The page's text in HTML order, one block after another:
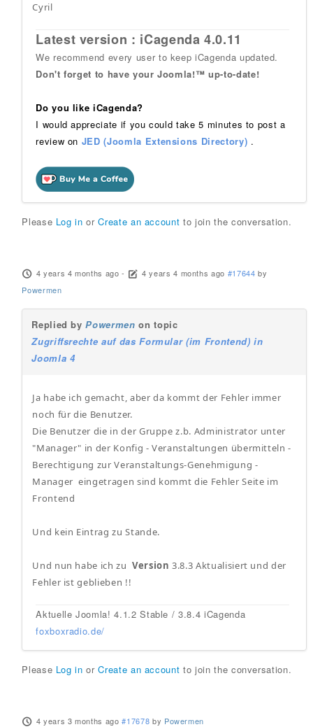
Cyril
Latest version : iCagenda 4.0.11
We recommend every user to keep iCagenda updated.
Don't forget to have your Joomla!™ up-to-date!
Do you like iCagenda?
I would appreciate if you could take 5 minutes to post a
review on JED (Joomla Extensions Directory) .
Please Log in orCreate an account to join the conversation.
4 years 4 months ago - 4 years 4 months ago #17644 by
Powermen
Replied byPowermen on topic
Zugriffsrechte auf das Formular (im Frontend) in
Joomla 4
Ja habe ich gemacht, aber da kommt der Fehler immer
noch für die Benutzer.
Die Benutzer die in der Gruppe z.b. Administrator unter
"Manager" in der Konfig - Veranstaltungen übermitteln -
Berechtigung zur Veranstaltungs-Genehmigung -
Manager eingetragen sind kommt die Fehler Seite im
Frontend
Und kein Eintrag zu Stande.
Und nun habe ich zu Version3.8.3 Aktualisiert und der
Fehler ist geblieben !!
Aktuelle Joomla! 4.1.2 Stable / 3.8.4 iCagenda
foxboxradio.de/
Please Log in orCreate an account to join the conversation.
4 years 3 months ago #17678 by Powermen